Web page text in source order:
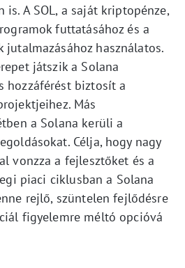
is. A SOL, a saját kriptopénze,
futtatásához és a
használatos.
játszik a Solana
hozzáférést biztosít a
Más
a Solana kerüli a
Célja, hogy nagy
vonzza a fejlesztőket és a
piaci ciklusban a Solana
rejlő, szüntelen fejlődésre
figyelemre méltó opcióvá